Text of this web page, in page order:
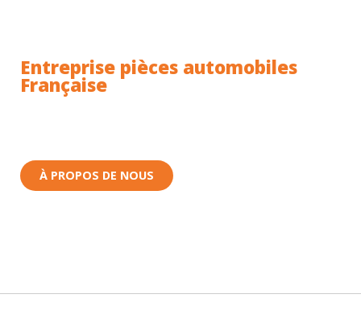
Entreprise pièces automobiles
Française
À PROPOS DE NOUS